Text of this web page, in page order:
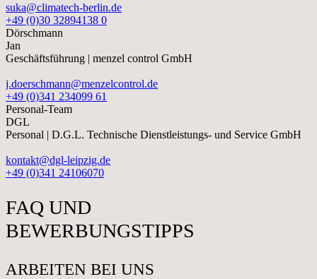
suka@climatech-berlin.de
+49 (0)30 32894138 0
Dörschmann
Jan
Geschäftsführung | menzel control GmbH
j.doerschmann@menzelcontrol.de
+49 (0)341 234099 61
Personal-Team
DGL
Personal | D.G.L. Technische Dienstleistungs- und Service GmbH
kontakt@dgl-leipzig.de
+49 (0)341 24106070
FAQ UND
BEWERBUNGSTIPPS
ARBEITEN BEI UNS